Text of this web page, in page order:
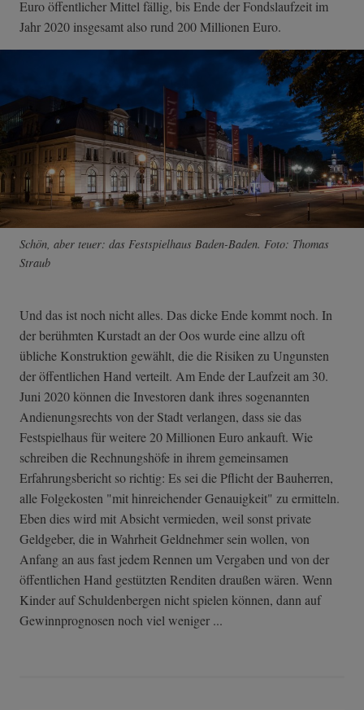
Euro öffentlicher Mittel fällig, bis Ende der Fondslaufzeit im
Jahr 2020 insgesamt also rund 200 Millionen Euro.
Schön, aber teuer: das Festspielhaus Baden-Baden. Foto: Thomas
Straub
Und das ist noch nicht alles. Das dicke Ende kommt noch. In
der berühmten Kurstadt an der Oos wurde eine allzu oft
übliche Konstruktion gewählt, die die Risiken zu Ungunsten
der öffentlichen Hand verteilt. Am Ende der Laufzeit am 30.
Juni 2020 können die Investoren dank ihres sogenannten
Andienungsrechts von der Stadt verlangen, dass sie das
Festspielhaus für weitere 20 Millionen Euro ankauft. Wie
schreiben die Rechnungshöfe in ihrem gemeinsamen
Erfahrungsbericht so richtig: Es sei die Pflicht der Bauherren,
alle Folgekosten "mit hinreichender Genauigkeit" zu ermitteln.
Eben dies wird mit Absicht vermieden, weil sonst private
Geldgeber, die in Wahrheit Geldnehmer sein wollen, von
Anfang an aus fast jedem Rennen um Vergaben und von der
öffentlichen Hand gestützten Renditen draußen wären. Wenn
Kinder auf Schuldenbergen nicht spielen können, dann auf
Gewinnprognosen noch viel weniger ...